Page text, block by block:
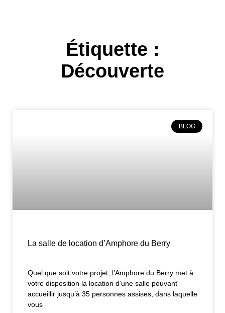
Étiquette :
Découverte
BLOG
La salle de location d’Amphore du Berry
Quel que soit votre projet, l’Amphore du Berry met à
votre disposition la location d’une salle pouvant
accueillir jusqu’à 35 personnes assises, dans laquelle
vous